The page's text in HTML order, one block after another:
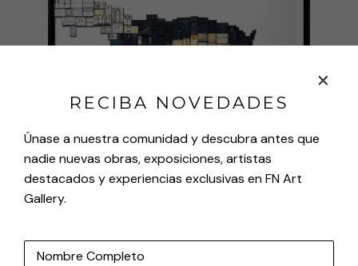
RECIBA NOVEDADES
Únase a nuestra comunidad y descubra antes que
nadie nuevas obras, exposiciones, artistas
destacados y experiencias exclusivas en FN Art
Gallery.
Nombre Completo